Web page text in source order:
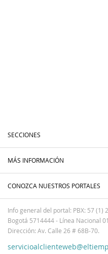
SECCIONES
MÁS INFORMACIÓN
CONOZCA NUESTROS PORTALES
Info general del portal: PBX: 57 (1)
Bogotá 5714444 - Línea Nacional
Dirección: Av. Calle 26 # 68B-70.